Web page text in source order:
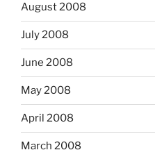
August 2008
July 2008
June 2008
May 2008
April 2008
March 2008